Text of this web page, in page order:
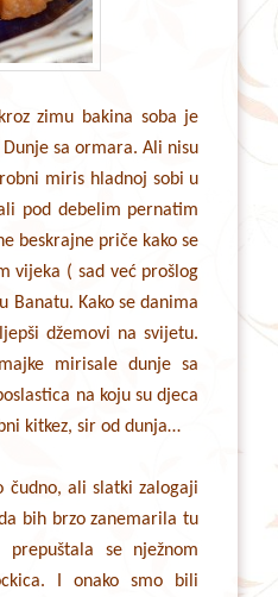
zimu bakina soba je
sa ormara. Ali nisu
miris hladnoj sobi u
pod debelim pernatim
beskrajne priče kako se
vijeka ( sad već prošlog
Banatu. Kako se danima
džemovi na svijetu.
mirisale dunje sa
na koju su djeca
kitkez, sir od dunja…
ali slatki zalogaji
bih brzo zanemarila tu
se nježnom
I onako smo bili